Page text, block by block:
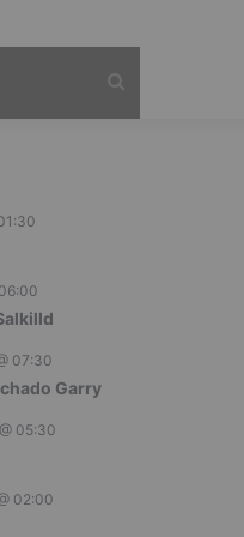
07:30
Garry
05:30
02:00